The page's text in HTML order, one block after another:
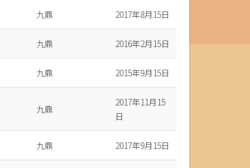
九鼎 2017年8月15日
九鼎 2016年2月15日
九鼎 2015年9月15日
九鼎
2017年11月15
日
九鼎 2017年9月15日